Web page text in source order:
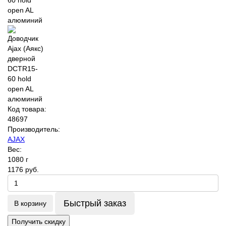
Код товара:
48697
Производитель:
AJAX
Вес:
1080 г
1176 руб.
В корзину Быстрый заказ
Получить скидку